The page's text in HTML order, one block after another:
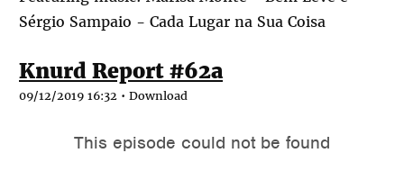
Sérgio Sampaio - Cada Lugar na Sua Coisa
Knurd Report #62a
09/12/2019 16:32 • Download